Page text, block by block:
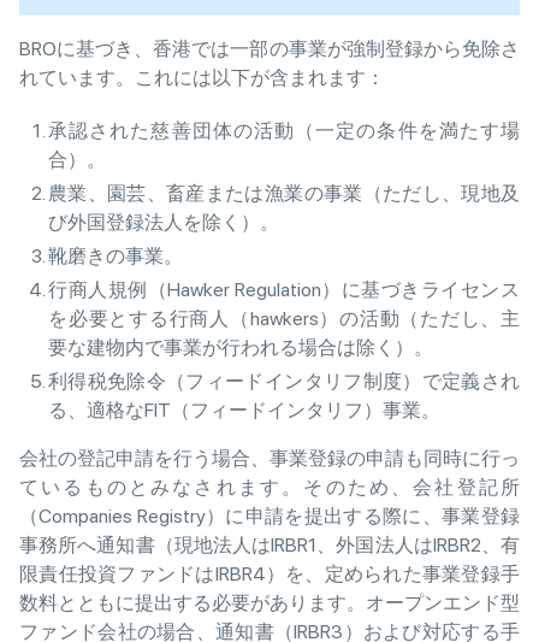
BROに基づき、香港では一部の事業が強制登録から免除さ
れています。これには以下が含まれます：
承認された慈善団体の活動（一定の条件を満たす場
合）。
農業、園芸、畜産または漁業の事業（ただし、現地及
び外国登録法人を除く）。
靴磨きの事業。
行商人規例（Hawker Regulation）に基づきライセンス
を必要とする行商人（hawkers）の活動（ただし、主
要な建物内で事業が行われる場合は除く）。
利得税免除令（フィードインタリフ制度）で定義され
る、適格なFIT（フィードインタリフ）事業。
会社の登記申請を行う場合、事業登録の申請も同時に行っ
ているものとみなされます。そのため、会社登記所
（Companies Registry）に申請を提出する際に、事業登録
事務所へ通知書（現地法人はIRBR1、外国法人はIRBR2、有
限責任投資ファンドはIRBR4）を、定められた事業登録手
数料とともに提出する必要があります。オープンエンド型
ファンド会社の場合、通知書（IRBR3）および対応する手